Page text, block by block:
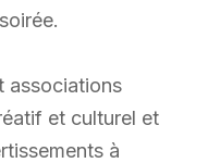
associations
et culturel et
à